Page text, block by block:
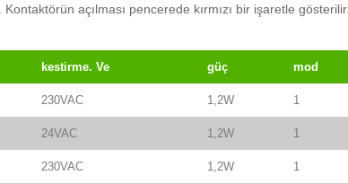
Kontaktörün açılması pencerede kırmızı bir işaretle gösterilir.
kestirme. Ve güç mod
230VAC 1,2W 1
24VAC 1,2W 1
230VAC 1,2W 1